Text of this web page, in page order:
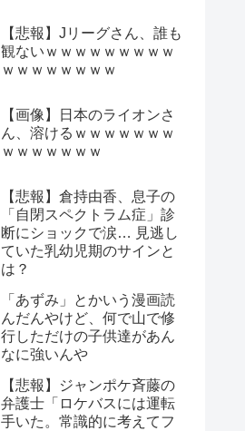
【悲報】Jリーグさん、誰も
観ないｗｗｗｗｗｗｗｗｗ
ｗｗｗｗｗｗｗｗ
【画像】日本のライオンさ
ん、溶けるｗｗｗｗｗｗｗ
ｗｗｗｗｗｗｗ
【悲報】倉持由香、息子の
「自閉スペクトラム症」診
断にショックで涙… 見逃し
ていた乳幼児期のサインと
は？
「あずみ」とかいう漫画読
んだんやけど、何で山で修
行しただけの子供達があん
なに強いんや
【悲報】ジャンポケ斉藤の
弁護士「ロケバスには運転
手いた。常識的に考えてフ